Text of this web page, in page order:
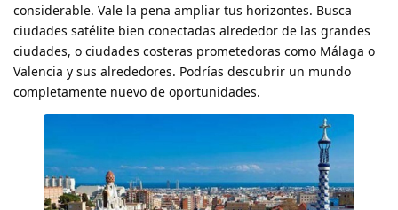
considerable. Vale la pena ampliar tus horizontes. Busca
ciudades satélite bien conectadas alrededor de las grandes
ciudades, o ciudades costeras prometedoras como Málaga o
Valencia y sus alrededores. Podrías descubrir un mundo
completamente nuevo de oportunidades.